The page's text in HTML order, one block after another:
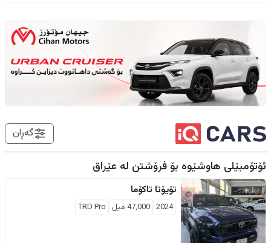
گەڕان
ئۆتۆمبێلی هاوشێوە بۆ فرۆشتن لە عێراق
تۆیۆتا تاکۆما
2024
47,000 ميل TRD Pro